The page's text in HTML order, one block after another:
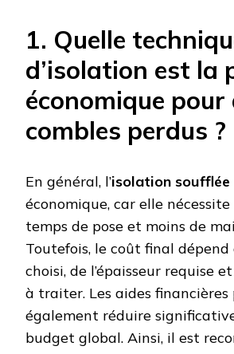
1. Quelle
d’isolation est la
économique pour
combles perdus ?
En général, l’isolation soufflée
économique, car elle
temps de pose et moins de
Toutefois, le coût final
choisi, de l’épaisseur requise
à traiter. Les aides financières
également réduire
budget global. Ainsi, il est